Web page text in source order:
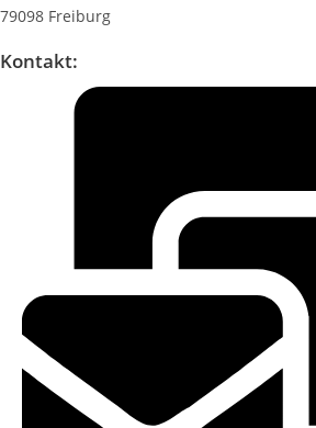
79098 Freiburg
Kontakt: